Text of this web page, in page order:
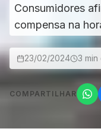
Consumidores
compensa na
23/02/2024 3 min
COMPARTILHAR